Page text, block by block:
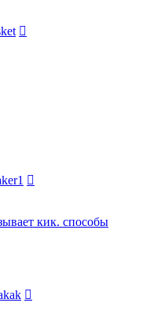
кик. способы